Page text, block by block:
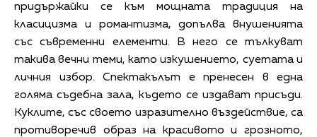
придържайки се към мощната традиция на
класицизма и романтизма, допълва внушенията
със съвременни елементи. В него се тълкуват
такива вечни теми, като изкушението, суетата и
личния избор. Спектакълът е пренесен в една
голяма съдебна зала, където се издават присъди.
Куклите, със своето изразително въздействие, са
противоречив образ на красивото и грозното,